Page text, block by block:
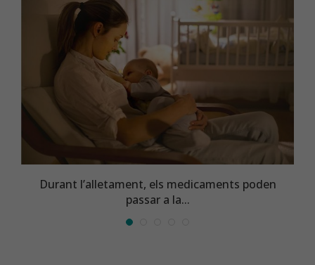
Durant l’alletament, els medicaments poden
passar a la...